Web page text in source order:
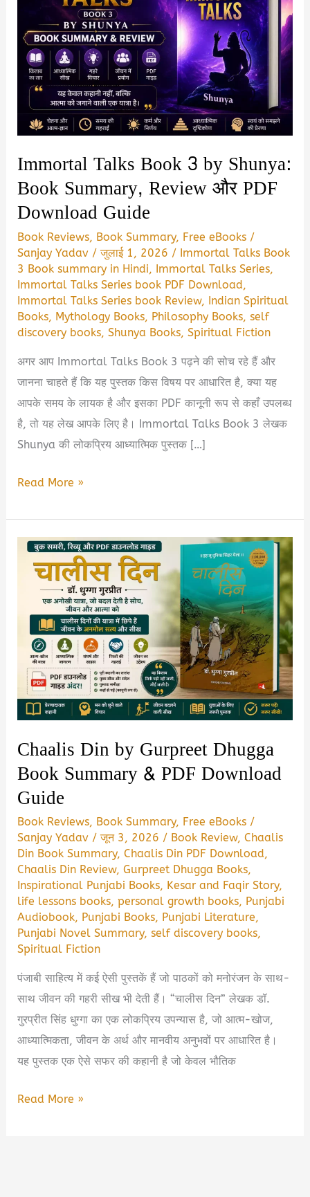
Immortal Talks Book 3 by Shunya:
Book Summary, Review और PDF
Download Guide
Book Reviews, Book Summary, Free eBooks /
Sanjay Yadav /जुलाई 1, 2026 / Immortal Talks Book
3 Book summary in Hindi, Immortal Talks Series,
Immortal Talks Series book PDF Download,
Immortal Talks Series book Review, Indian Spiritual
Books, Mythology Books, Philosophy Books,self
discovery books,Shunya Books,Spiritual Fiction
अगर आप Immortal Talks Book 3 पढ़ने की सोच रहे हैं और
जानना चाहते हैं कि यह पुस्तक किस विषय पर आधारित है, क्या यह
आपके समय के लायक है और इसका PDF कानूनी रूप से कहाँ उपलब्ध
है, तो यह लेख आपके लिए है। Immortal Talks Book 3 लेखक
Shunya की लोकप्रिय आध्यात्मिक पुस्तक […]
Immortal
Book
Shunya:
Book
Summary,
Review
और
PDF
Download
Read More »
Chaalis Din by Gurpreet Dhugga
Book Summary & PDF Download
Guide
Book Reviews, Book Summary, Free eBooks /
Sanjay Yadav /जून 3, 2026 / Book Review,Chaalis
Din Book Summary,Chaalis Din PDF Download,
Chaalis Din Review,Gurpreet Dhugga Books,
Inspirational Punjabi Books, Kesar and Faqir Story,
life lessons books,personal growth books, Punjabi
Audiobook, Punjabi Books, Punjabi Literature,
Punjabi Novel Summary,self discovery books,
Spiritual Fiction
पंजाबी साहित्य में कई ऐसी पुस्तकें हैं जो पाठकों को मनोरंजन के साथ-
साथ जीवन की गहरी सीख भी देती हैं। “चालीस दिन” लेखक डॉ.
गुरप्रीत सिंह धुग्गा का एक लोकप्रिय उपन्यास है, जो आत्म-खोज,
आध्यात्मिकता, जीवन के अर्थ और मानवीय अनुभवों पर आधारित है।
यह पुस्तक एक ऐसे सफर की कहानी है जो केवल भौतिक
Chaalis
Read More »